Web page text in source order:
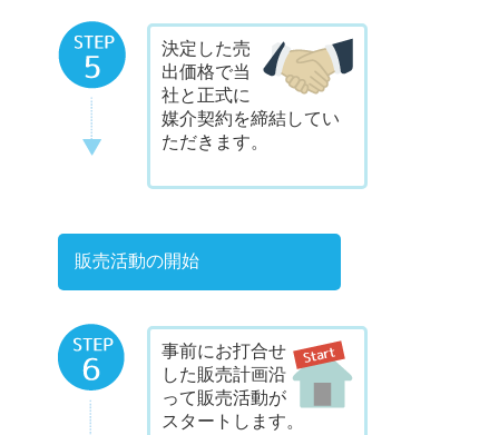
決定した売
出価格で当
社と正式に
媒介契約を締結してい
ただきます。
販売活動の開始
事前にお打合せ
した販売計画沿
って販売活動が
スタートします。